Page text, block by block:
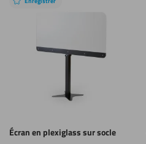
Écran en plexiglass sur socle